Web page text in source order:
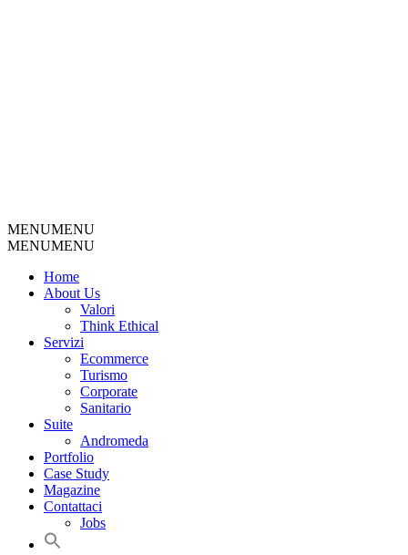
MENUMENU
MENUMENU
Home
About Us
Valori
Think Ethical
Servizi
Ecommerce
Turismo
Corporate
Sanitario
Suite
Andromeda
Portfolio
Case Study
Magazine
Contattaci
Jobs